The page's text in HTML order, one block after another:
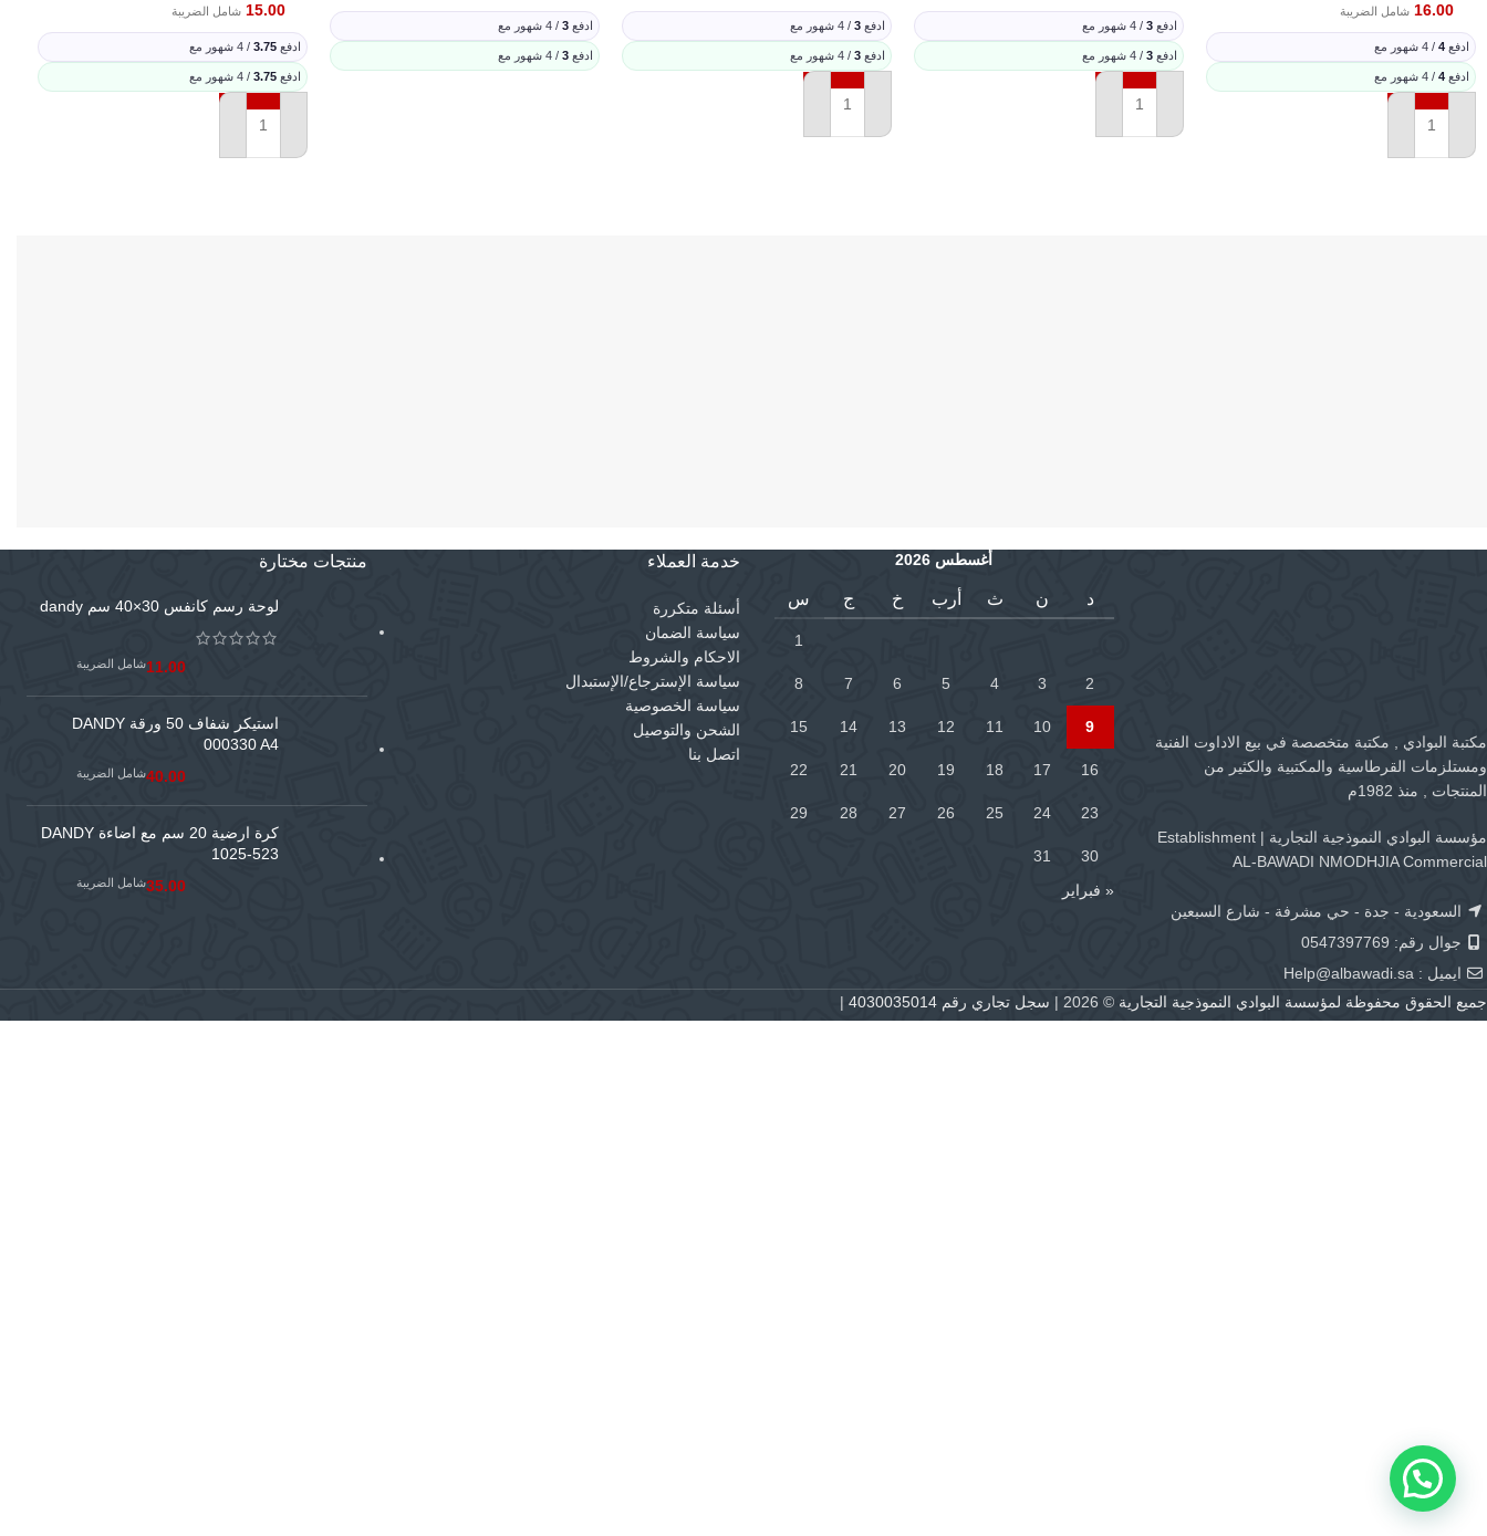
16.00 شامل الضريبة
ادفع 4 / 4 شهور مع
ادفع 4 / 4 شهور مع
إضافة إلى السلة
ادفع 3 / 4 شهور مع
ادفع 3 / 4 شهور مع
إضافة إلى السلة
ادفع 3 / 4 شهور مع
ادفع 3 / 4 شهور مع
إضافة إلى السلة
ادفع 3 / 4 شهور مع
ادفع 3 / 4 شهور مع
15.00 شامل الضريبة
ادفع 3.75 / 4 شهور مع
ادفع 3.75 / 4 شهور مع
إضافة إلى السلة
مكتبة البوادي , مكتبة متخصصة في بيع الاداوت الفنية
ومستلزمات القرطاسية والمكتبية والكثير من
المنتجات , منذ 1982م
مؤسسة البوادي النموذجية التجارية | Establishment
AL-BAWADI NMODHJIA Commercial
السعودية - جدة - حي مشرفة - شارع السبعين
جوال رقم: 0547397769
ايميل : Help@albawadi.sa
أغسطس 2026
د ن ث أرب خ ج س
1
2
3
4
5
6
7
8
9
10
11
12
13
14
15
16
17
18
19
20
21
22
23
24
25
26
27
28
29
30
31
« فبراير
خدمة العملاء
أسئلة متكررة
سياسة الضمان
الاحكام والشروط
سياسة الإسترجاع/الإستبدال
سياسة الخصوصية
الشحن والتوصيل
اتصل بنا
منتجات مختارة
لوحة رسم كانفس 30×40 سم dandy
11.00شامل الضريبة
استيكر شفاف 50 ورقة DANDY
000330 A4
40.00شامل الضريبة
كرة ارضية 20 سم مع اضاءة DANDY
1025-523
35.00شامل الضريبة
جميع الحقوق محفوظة لمؤسسة البوادي النموذجية التجارية © 2026 | سجل تجاري رقم 4030035014 |